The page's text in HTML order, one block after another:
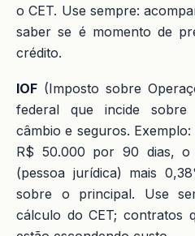
o CET. Use sempre:
saber se é momento de
crédito.
IOF (Imposto sobre
federal que incide sobre
câmbio e seguros.
R$ 50.000 por 90 dias,
(pessoa jurídica) mais
sobre o principal. Use
cálculo do CET; contratos